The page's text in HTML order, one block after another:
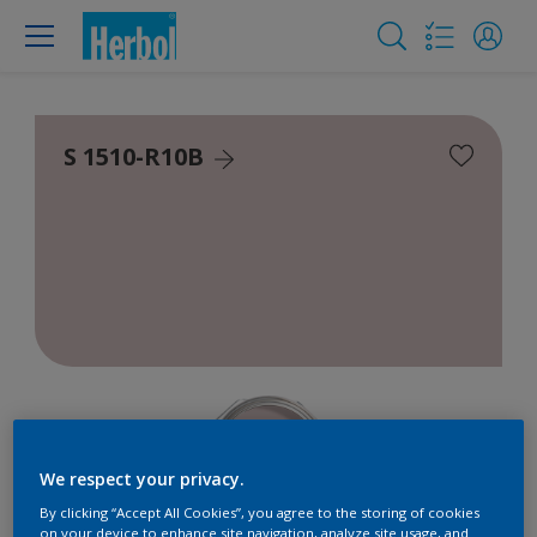
S 1510-R10B
We respect your privacy.
By clicking “Accept All Cookies”, you agree to the storing of cookies
on your device to enhance site navigation, analyze site usage, and